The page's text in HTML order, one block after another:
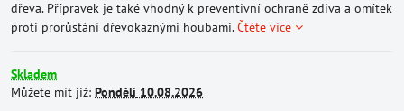
dřeva. Přípravek je také vhodný k preventivní ochraně zdiva a omítek
proti prorůstání dřevokaznými houbami.Čtěte více
Skladem
Můžete mít již: Pondělí 10.08.2026